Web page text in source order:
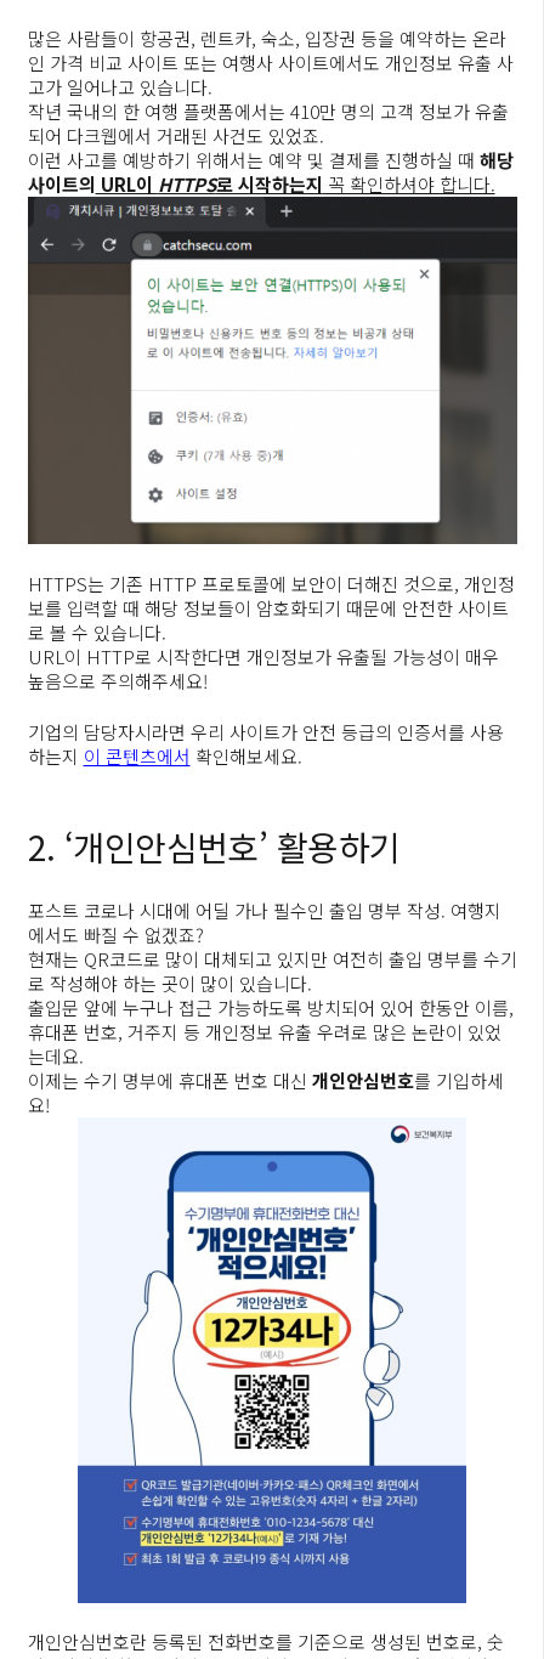
많은 사람들이 항공권, 렌트카, 숙소, 입장권 등을 예약하는 온라
인 가격 비교 사이트 또는 여행사 사이트에서도 개인정보 유출 사
고가 일어나고 있습니다.
작년 국내의 한 여행 플랫폼에서는 410만 명의 고객 정보가 유출
되어 다크웹에서 거래된 사건도 있었죠.
이런 사고를 예방하기 위해서는 예약 및 결제를 진행하실 때 해당
사이트의 URL이 HTTPS로 시작하는지 꼭 확인하셔야 합니다.
HTTPS는 기존 HTTP 프로토콜에 보안이 더해진 것으로, 개인정
보를 입력할 때 해당 정보들이 암호화되기 때문에 안전한 사이트
로 볼 수 있습니다.
URL이 HTTP로 시작한다면 개인정보가 유출될 가능성이 매우
높음으로 주의해주세요!
기업의 담당자시라면 우리 사이트가 안전 등급의 인증서를 사용
하는지 이 콘텐츠에서 확인해보세요.
2. ‘개인안심번호’ 활용하기
포스트 코로나 시대에 어딜 가나 필수인 출입 명부 작성. 여행지
에서도 빠질 수 없겠죠?
현재는 QR코드로 많이 대체되고 있지만 여전히 출입 명부를 수기
로 작성해야 하는 곳이 많이 있습니다.
출입문 앞에 누구나 접근 가능하도록 방치되어 있어 한동안 이름,
휴대폰 번호, 거주지 등 개인정보 유출 우려로 많은 논란이 있었
는데요.
이제는 수기 명부에 휴대폰 번호 대신 개인안심번호를 기입하세
요!
개인안심번호란 등록된 전화번호를 기준으로 생성된 번호로, 숫